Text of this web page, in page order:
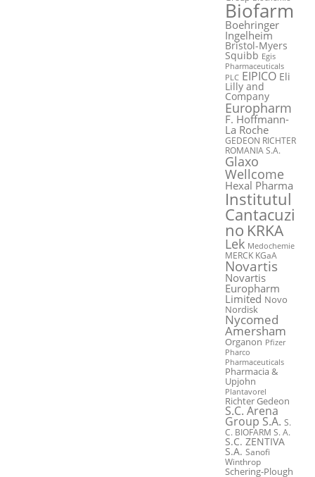
Biofarm
Boehringer
Ingelheim
Bristol-Myers
Squibb Egis
Pharmaceuticals
PLC EIPICO Eli
Lilly and
Company
Europharm
F. Hoffmann-
La Roche
GEDEON RICHTER
ROMANIA S.A.
Glaxo
Wellcome
Hexal Pharma
Institutul
Cantacuzi
no KRKA
Lek Medochemie
MERCK KGaA
Novartis
Novartis
Europharm
Limited Novo
Nordisk
Nycomed
Amersham
Organon Pfizer
Pharco
Pharmaceuticals
Pharmacia &
Upjohn
Plantavorel
Richter Gedeon
S.C. Arena
Group S.A. S.
C. BIOFARM S. A.
S.C. ZENTIVA
S.A. Sanofi
Winthrop
Schering-Plough